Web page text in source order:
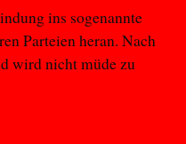
ins sogenannte
Parteien heran. Nach
wird nicht müde zu